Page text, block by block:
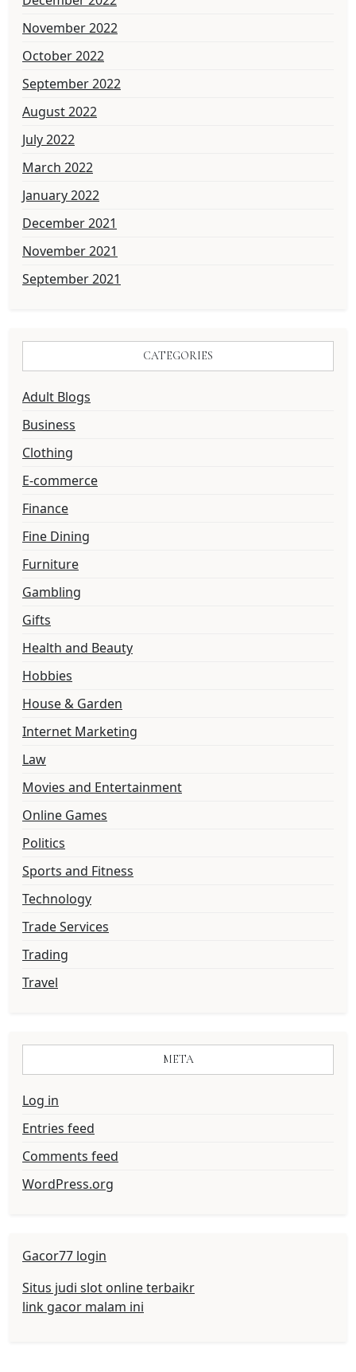
November 2022
October 2022
September 2022
August 2022
July 2022
March 2022
January 2022
December 2021
November 2021
September 2021
CATEGORIES
Adult Blogs
Business
Clothing
E-commerce
Finance
Fine Dining
Furniture
Gambling
Gifts
Health and Beauty
Hobbies
House & Garden
Internet Marketing
Law
Movies and Entertainment
Online Games
Politics
Sports and Fitness
Technology
Trade Services
Trading
Travel
META
Log in
Entries feed
Comments feed
WordPress.org
Gacor77 login
Situs judi slot online terbaikr
link gacor malam ini